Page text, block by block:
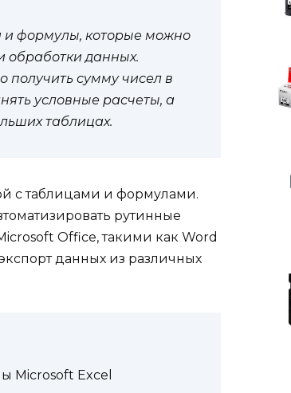
и формулы, которые можно
обработки данных.
сумму чисел в
условные расчеты, а
таблицах.
с таблицами и формулами.
рутинные
Office, такими как Word
данных из различных
Microsoft Excel